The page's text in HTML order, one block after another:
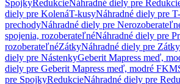
SpojkyRedukcieNáhradné diely pre
diely pre KolenáT-kusyNáhradné diely pre
prechodyNáhradné diely pre
spojenia, rozoberateľnéNáhradné diely pre
rozoberateľnéZátkyNáhradné diely pre Zátky
diely pre NástenkyGeberit Mapress meď,
diely pre Geberit Mapress meď, modré FKM
pre SpojkyRedukcieNáhradné diely pre